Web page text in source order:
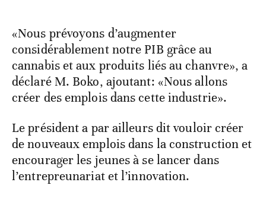
«Nous prévoyons d’augmenter
considérablement notre PIB grâce au
cannabis et aux produits liés au chanvre», a
déclaré M. Boko, ajoutant: «Nous allons
créer des emplois dans cette industrie».
Le président a par ailleurs dit vouloir créer
de nouveaux emplois dans la construction et
encourager les jeunes à se lancer dans
l’entrepreunariat et l’innovation.